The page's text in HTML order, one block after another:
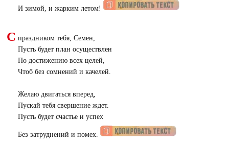
И зимой, и жарким летом!
С праздником тебя, Семен,
Пусть будет план осуществлен
По достижению всех целей,
Чтоб без сомнений и качелей.
Желаю двигаться вперед,
Пускай тебя свершение ждет.
Пусть будет счастье и успех
Без затруднений и помех.